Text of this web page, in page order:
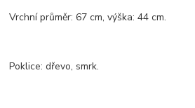
Vrchní průměr: 67 cm, výška: 44 cm.
Poklice: dřevo, smrk.